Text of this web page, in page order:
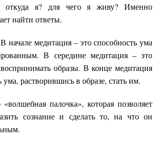
откуда я? для чего я живу? Именно
найти ответы.
В начале медитация – это способность ума
В середине медитация – это
образы. В конце медитация
ума, растворившись в образе, стать им.
палочка», которая позволяет
сознание и сделать то, на что он